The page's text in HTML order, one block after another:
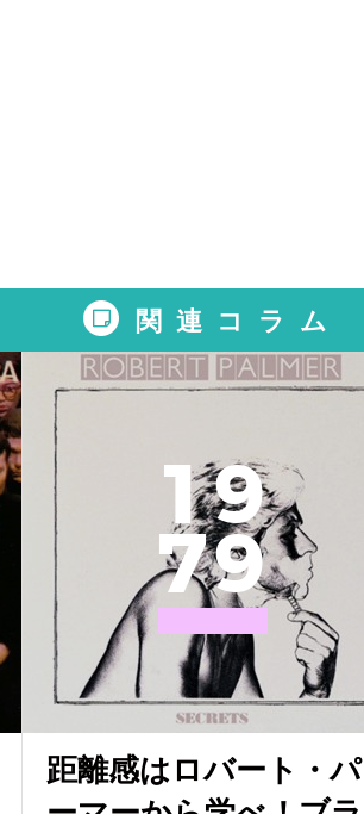
関連コラム
19
79
距離感はロバート・パ